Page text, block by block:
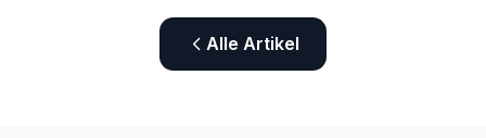
Alle Artikel